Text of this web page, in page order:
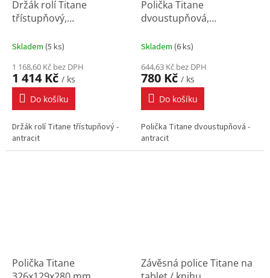
Držák rolí Titane
třístupňový,
antracit
Skladem (5 ks)
1 168,60 Kč bez DPH
1 414 Kč / ks
Do košíku
Držák rolí Titane třístupňový -
antracit
Polička Titane
dvoustupňová,
Skladem (6 ks)
644,63 Kč bez DPH
780 Kč / ks
Do košíku
Polička Titane dvoustupňová -
antracit
Polička Titane
Závěsná police Titane na